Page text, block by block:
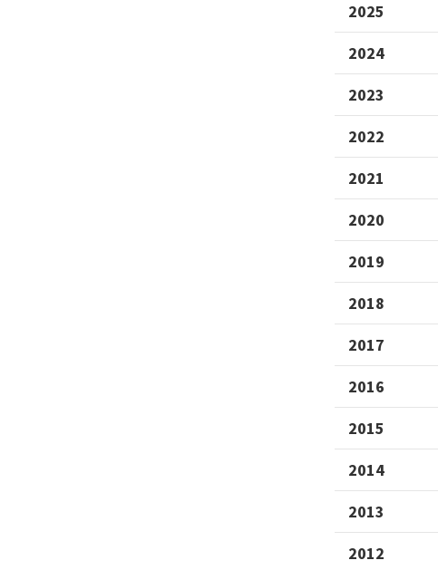
2025
2024
2023
2022
2021
2020
2019
2018
2017
2016
2015
2014
2013
2012